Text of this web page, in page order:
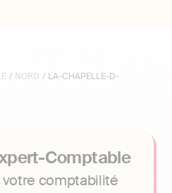
/ NORD / LA-CHAPELLE-D-
Comptable
votre comptabilité